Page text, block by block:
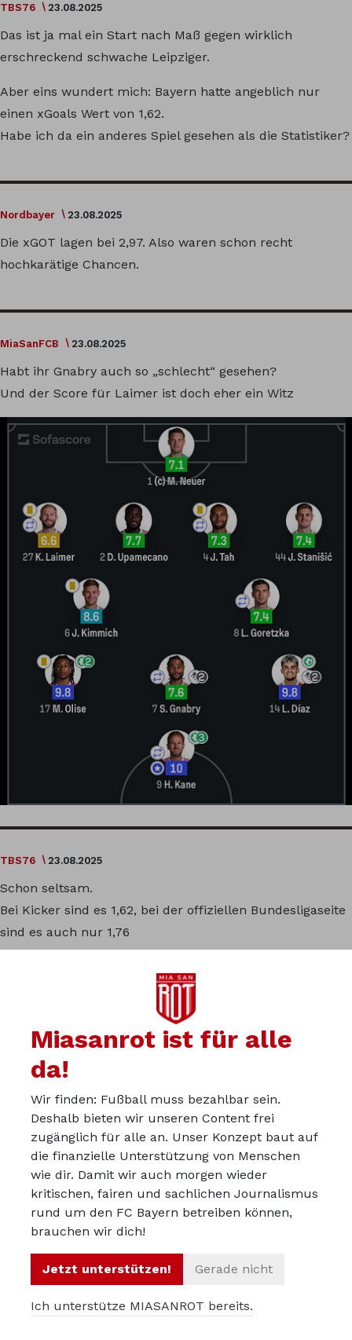
TBS76 23.08.2025
Das ist ja mal ein Start nach Maß gegen wirklich
erschreckend schwache Leipziger.
Aber eins wundert mich: Bayern hatte angeblich nur
einen xGoals Wert von 1,62.
Habe ich da ein anderes Spiel gesehen als die Statistiker?
Nordbayer 23.08.2025
Die xGOT lagen bei 2,97. Also waren schon recht
hochkarätige Chancen.
MiaSanFCB 23.08.2025
Habt ihr Gnabry auch so „schlecht“ gesehen?
Und der Score für Laimer ist doch eher ein Witz
TBS76 23.08.2025
Schon seltsam.
Bei Kicker sind es 1,62, bei der offiziellen Bundesligaseite
sind es auch nur 1,76
Die gelbe Karte von Kimmich wird nicht
zurückgenommen? Ich weiß nicht, was ich davon halten
soll, wenn das die Regel ist, dass individuelle Strafen
bleiben.
Hätte er als Kapitän diese gelbe nicht bekommen? Dann
muss Neuer ganz zwingend die Binde abgeben.
xGOT ist der „Expected Goals on Target“-Wert. Der war in
diesem Spiel bei ~3.
Miasanrot ist für alle
da!
Wir finden: Fußball muss bezahlbar sein.
Deshalb bieten wir unseren Content frei
zugänglich für alle an. Unser Konzept baut auf
die finanzielle Unterstützung von Menschen
wie dir. Damit wir auch morgen wieder
kritischen, fairen und sachlichen Journalismus
rund um den FC Bayern betreiben können,
brauchen wir dich!
Jetzt unterstützen! Gerade nicht
Ich unterstütze MIASANROT bereits.